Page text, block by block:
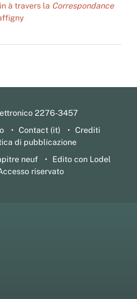
à travers la Correspondance
2276-3457
Contact (it)
Crediti
di pubblicazione
neuf
Edito con Lodel
riservato